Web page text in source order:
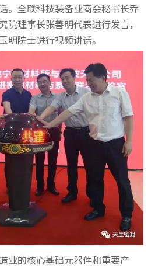
。全联科技装备业商会秘书长乔
院理事长张善明代表进行发言，
明院士进行视频讲话。
业的核心基础元器件和重要产